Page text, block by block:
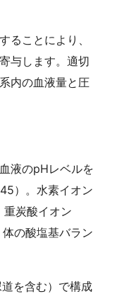
ることにより、
与します。適切
内の血液量と圧
液のpHレベルを
）。水素イオン
重炭酸イオン
の酸塩基バラン
を含む）で構成